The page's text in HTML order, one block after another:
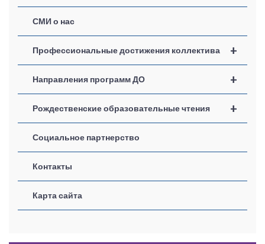
СМИ о нас
+
Профессиональные достижения коллектива
+
Направления программ ДО
+
Рождественские образовательные чтения
Социальное партнерство
Контакты
Карта сайта